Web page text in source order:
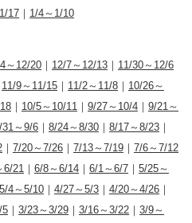
17 ｜ 1/4～1/10
～12/20 ｜ 12/7～12/13 ｜ 11/30～12/6
11/9～11/15 ｜ 11/2～11/8 ｜ 10/26～
｜ 10/5～10/11 ｜ 9/27～10/4 ｜ 9/21～
31～9/6 ｜ 8/24～8/30 ｜ 8/17～8/23 ｜
｜ 7/20～7/26 ｜ 7/13～7/19 ｜ 7/6～7/12
6/21 ｜ 6/8～6/14 ｜ 6/1～6/7 ｜ 5/25～
5/4～5/10 ｜ 4/27～5/3 ｜ 4/20～4/26 ｜
5 ｜ 3/23～3/29 ｜ 3/16～3/22 ｜ 3/9～